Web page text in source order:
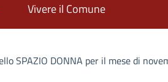
Vivere il Comune
SPAZIO DONNA per il mese di